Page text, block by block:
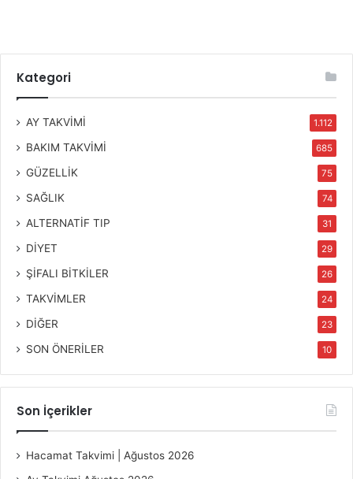
Kategori
AY TAKVİMİ 1.112
BAKIM TAKVİMİ 685
GÜZELLİK 75
SAĞLIK 74
ALTERNATİF TIP 31
DİYET 29
ŞİFALI BİTKİLER 26
TAKVİMLER 24
DİĞER 23
SON ÖNERİLER 10
Son İçerikler
Hacamat Takvimi | Ağustos 2026